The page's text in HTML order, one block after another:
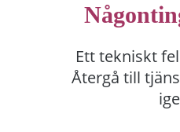
Ett tekniskt
Återgå till